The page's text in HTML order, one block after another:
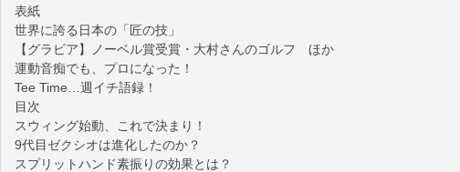
表紙
世界に誇る日本の「匠の技」
【グラビア】ノーベル賞受賞・大村さんのゴルフ ほか
運動音痴でも、プロになった！
Tee Time…週イチ語録！
目次
スウィング始動、これで決まり！
9代目ゼクシオは進化したのか？
スプリットハンド素振りの効果とは？